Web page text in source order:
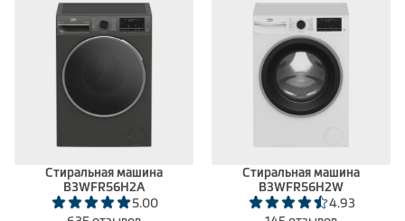
Стиральная машина
B3WFR56H2A
5.00
Стиральная машина
B3WFR56H2W
4.93